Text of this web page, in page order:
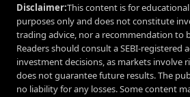
Disclaimer:This content is for
purposes only and does not constitute
trading advice, nor a recommendation to
Readers should consult a SEBI-registered
investment decisions, as markets involve
does not guarantee future results. The
no liability for any losses. Some content